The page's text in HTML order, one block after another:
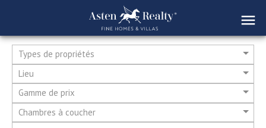
Types de propriétés
Lieu
Gamme de prix
Chambres à coucher